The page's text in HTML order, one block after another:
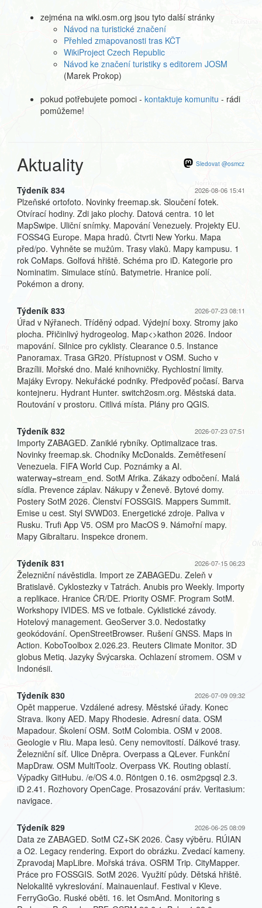
zejména na wiki.osm.org jsou tyto další stránky
Návod na turistické značení
Přehled zmapovanosti tras KČT
WikiProject Czech Republic
Návod ke značení turistiky s editorem JOSM
(Marek Prokop)
pokud potřebujete pomoci - kontaktuje komunitu - rádi
pomůžeme!
Aktuality Sledovat @osmcz
2026-08-06 15:41
Týdeník 834
Plzeňské ortofoto. Novinky freemap.sk. Sloučení fotek.
Otvírací hodiny. Zdi jako plochy. Datová centra. 10 let
MapSwipe. Uliční snímky. Mapování Venezuely. Projekty EU.
FOSS4G Europe. Mapa hradů. Čtvrti New Yorku. Mapa
před/po. Vyhněte se mužům. Trasy vlaků. Mapy kampusu. 1
rok CoMaps. Golfová hřiště. Schéma pro iD. Kategorie pro
Nominatim. Simulace stínů. Batymetrie. Hranice polí.
Pokémon a drony.
2026-07-23 08:11
Týdeník 833
Úřad v Nýřanech. Tříděný odpad. Výdejní boxy. Stromy jako
plocha. Přičinlivý hydrogeolog. Map<>kathon 2026. Indoor
mapování. Silnice pro cyklisty. Clearance 0.5. Instance
Panoramax. Trasa GR20. Přístupnost v OSM. Sucho v
Brazílii. Mořské dno. Malé knihovničky. Rychlostní limity.
Majáky Evropy. Nekuřácké podniky. Předpověď počasí. Barva
kontejneru. Hydrant Hunter. switch2osm.org. Městská data.
Routování v prostoru. Citlivá místa. Plány pro QGIS.
2026-07-23 07:51
Týdeník 832
Importy ZABAGED. Zaniklé rybníky. Optimalizace tras.
Novinky freemap.sk. Chodníky McDonalds. Zemětřesení
Venezuela. FIFA World Cup. Poznámky a AI.
waterway=stream_end. SotM Afrika. Zákazy odbočení. Malá
sídla. Prevence záplav. Nákupy v Ženevě. Bytové domy.
Postery SotM 2026. Členství FOSSGIS. Mappers Summit.
Emise u cest. Styl SVWD03. Energetické zdroje. Paliva v
Rusku. Trufi App V5. OSM pro MacOS 9. Námořní mapy.
Mapy Gibraltaru. Inspekce dronem.
2026-07-15 06:23
Týdeník 831
Železniční návěstidla. Import ze ZABAGEDu. Zeleň v
Bratislavě. Cyklostezky v Tatrách. Anubis pro Weekly. Importy
a replikace. Hranice ČR/DE. Priority OSMF. Program SotM.
Workshopy IVIDES. MS ve fotbale. Cyklistické závody.
Hotelový management. GeoServer 3.0. Nedostatky
geokódování. OpenStreetBrowser. Rušení GNSS. Maps in
Action. KoboToolbox 2.026.23. Reuters Climate Monitor. 3D
globus Metiq. Jazyky Švýcarska. Ochlazení stromem. OSM v
Indonésii.
2026-07-09 09:32
Týdeník 830
Opět mapperue. Vzdálené adresy. Městské úřady. Konec
Strava. Ikony AED. Mapy Rhodesie. Adresní data. OSM
Mapadour. Školení OSM. SotM Colombia. OSM v 2008.
Geologie v Riu. Mapa lesů. Ceny nemovitostí. Dálkové trasy.
Železniční síť. Ulice Dněpra. Overpass a QLever. Funkční
MapDraw. OSM MultiToolz. Overpass VK. Routing oblastí.
Výpadky GitHubu. /e/OS 4.0. Röntgen 0.16. osm2pgsql 2.3.
iD 2.41. Rozhovory OpenCage. Prosazování práv. Veritasium:
navigace.
2026-06-25 08:09
Týdeník 829
Data ze ZABAGED. SotM CZ+SK 2026. Časy výběru. RÚIAN
a O2. Legacy rendering. Export do obrázku. Zvedací kameny.
Zpravodaj MapLibre. Mořská tráva. OSRM Trip. CityMapper.
Práce pro FOSSGIS. SotM 2026. Využití půdy. Dětská hřiště.
Nelokalitě vykreslování. Mainauenlauf. Festival v Kleve.
FerryGoGo. Ruské oběti. 16. let OsmAnd. Monitoring s